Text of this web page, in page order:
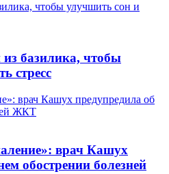
чтобы улучшить сон и
базилика, чтобы
стресс
врач Кашух предупредила об
ЖКТ
врач Кашух
обострении болезней